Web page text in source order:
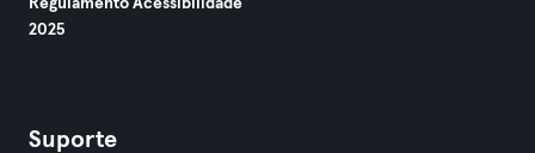
Regulamento Acessibilidade
2025
Suporte